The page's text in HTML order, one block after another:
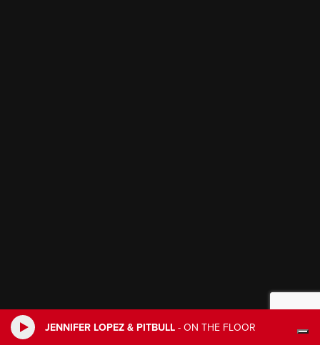
JENNIFER LOPEZ & PITBULL - ON THE FLOOR